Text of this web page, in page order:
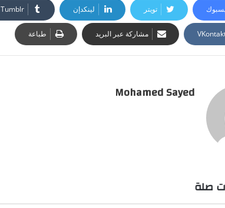
تويتر لينكدإن
مشاركة عبر البريد طباعة
Mohamed Sayed
صلة